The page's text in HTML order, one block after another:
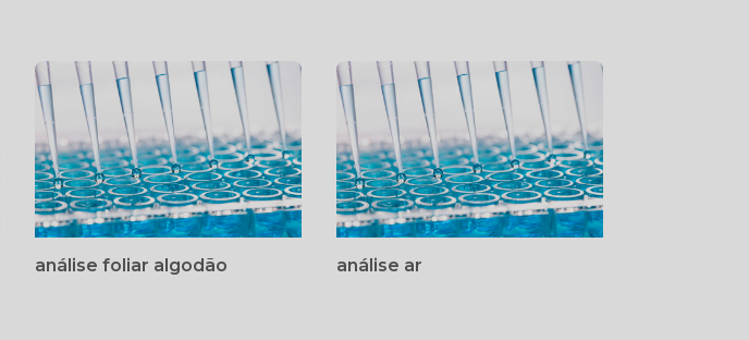
análise foliar algodão análise ar